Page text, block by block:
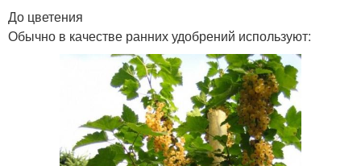
До цветения
Обычно в качестве ранних удобрений используют: